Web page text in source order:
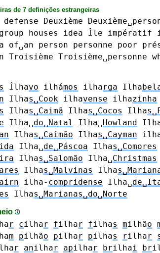
de 7 definições estrangeiras
defense Deuxième
group houses idea Île impératif
of␣an person personne poor
Troisième Troisième␣personne
s Ílhavo ilhámos ilharga Ilha
Ilhas␣Cook ilhavense ilhazinha
Ilhas␣Caimã Ilhas␣Cocos Ilha
Ilha␣do␣Natal Ilha␣Howland
Ilhas␣Caimão Ilhas␣Cayman
Ilha␣de␣Páscoa Ilhas␣Comores
Ilhas␣Salomão Ilha␣Christmas
Ilhas␣Malvinas Ilha
ilha- compridense Ilha␣
Ilhas␣Marianas␣do␣Norte
r cilhar filhar filhas milhão
m pilhão pilhar pilhas rilhar
r anilhar apilhar brilhai br